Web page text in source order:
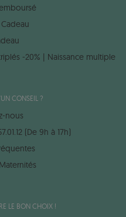
-20% | Naissance multiple
CONSEIL ?
nous
(De 9h à 17h)
LE BON CHOIX !